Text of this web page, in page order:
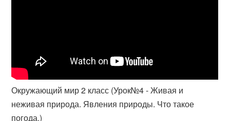
Окружающий мир 2 класс (Урок№4 - Живая и
неживая природа. Явления природы. Что такое
погода.)